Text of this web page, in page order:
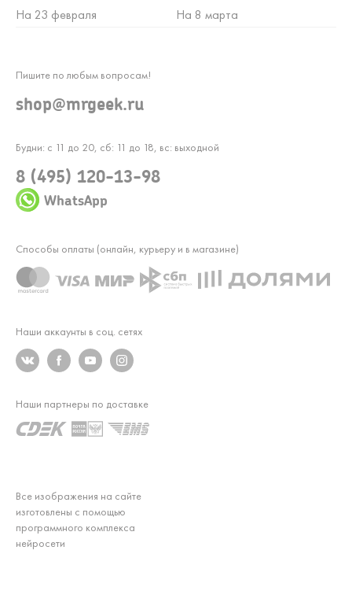
На 23 февраля
На 8 марта
Будни: с 11 до 20, сб: 11 до 18, вс: выходной
8 (495) 120-13-98
WhatsApp
Пишите по любым вопросам!
shop@mrgeek.ru
Наши аккаунты в соц. сетях
Все изображения на сайте
изготовлены с помощью
программного комплекса
нейросети
Способы оплаты (онлайн, курьеру и в магазине)
Наши партнеры по доставке